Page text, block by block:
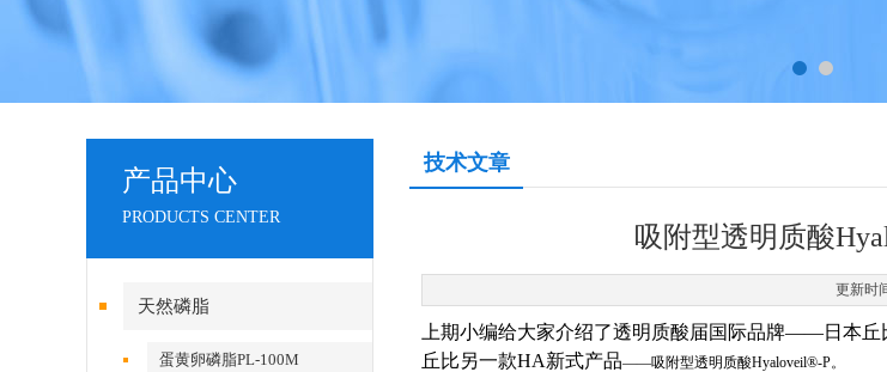
产品中心
PRODUCTS CENTER
天然磷脂
蛋黄卵磷脂PL-100M
技术文章
吸附型透明质酸
更新时
上期小编给大家介绍了透明质酸届国际品牌——日本
丘比另一款HA新式产品——吸附型透明质酸Hyaloveil®-P。